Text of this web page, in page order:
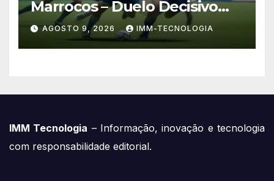
Marrocos – Duelo Decisivo
pela Liderança do Grupo
AGOSTO 9, 2026 IMM-TECNOLOGIA
IMM Tecnologia – Informação, inovação e tecnologia
com responsabilidade editorial.